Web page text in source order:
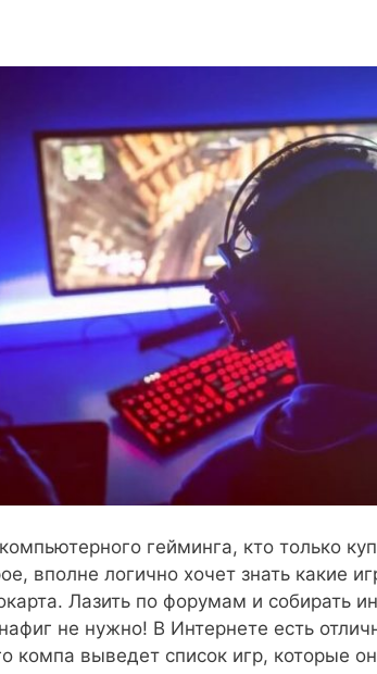
гейминга, кто только
вполне логично хочет знать какие
Лазить по форумам и собирать
не нужно! В Интернете есть
компа выведет список игр, которые